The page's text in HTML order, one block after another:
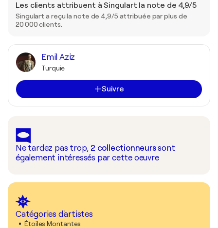
Les clients attribuent à Singulart la note de 4,9/5
Singulart a reçu la note de 4,9/5 attribuée par plus de
20 000 clients.
Emil Aziz
Turquie
Suivre
Ne tardez pas trop, 2 collectionneurssont
également intéressés par cette oeuvre
Catégories d'artistes
Étoiles Montantes